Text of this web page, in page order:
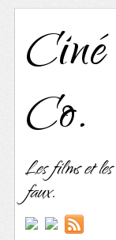
Co.
Les films et
faux.